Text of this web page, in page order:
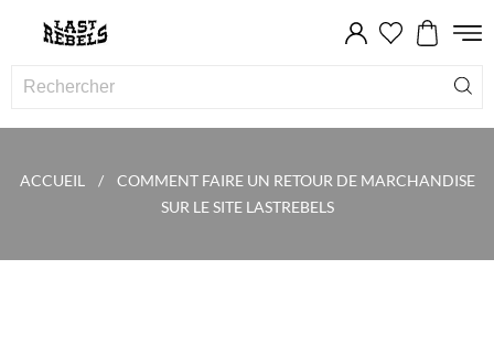
ACCUEIL
COMMENT FAIRE UN RETOUR DE MARCHANDISE
SUR LE SITE LASTREBELS